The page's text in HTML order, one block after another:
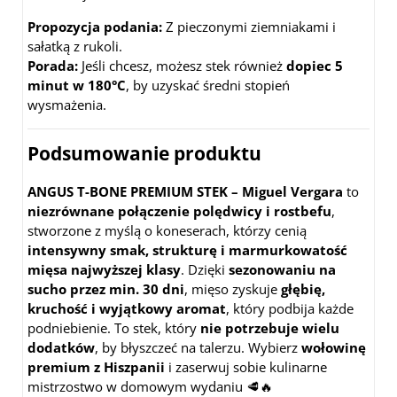
Propozycja podania: Z pieczonymi ziemniakami i
sałatką z rukoli.
Porada: Jeśli chcesz, możesz stek również dopiec 5
minut w 180°C, by uzyskać średni stopień
wysmażenia.
Podsumowanie produktu
ANGUS T-BONE PREMIUM STEK – Miguel Vergara to
niezrównane połączenie polędwicy i rostbefu,
stworzone z myślą o koneserach, którzy cenią
intensywny smak, strukturę i marmurkowatość
mięsa najwyższej klasy. Dzięki sezonowaniu na
sucho przez min. 30 dni, mięso zyskuje głębię,
kruchość i wyjątkowy aromat, który podbija każde
podniebienie. To stek, który nie potrzebuje wielu
dodatków, by błyszczeć na talerzu. Wybierz wołowinę
premium z Hiszpanii i zaserwuj sobie kulinarne
mistrzostwo w domowym wydaniu 🥩🔥